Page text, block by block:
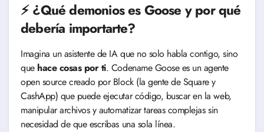
⚡️ ¿Qué demonios es Goose y por qué
debería importarte?
Imagina un asistente de IA que no solo habla contigo, sino
que hace cosas por ti. Codename Goose es un agente
open source creado por Block (la gente de Square y
CashApp) que puede ejecutar código, buscar en la web,
manipular archivos y automatizar tareas complejas sin
necesidad de que escribas una sola línea.